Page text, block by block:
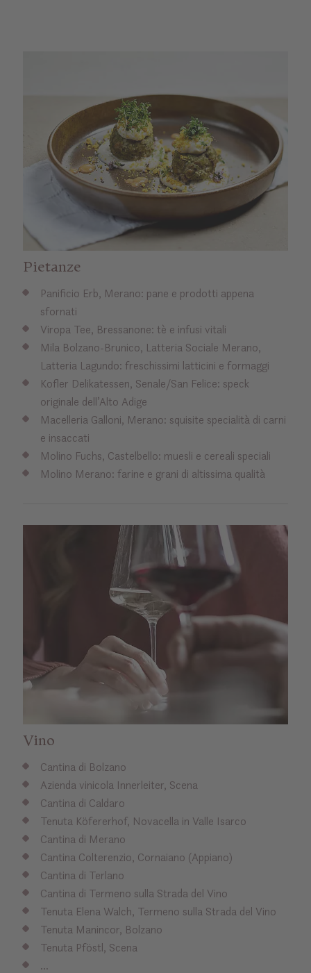
Pietanze
Panificio Erb, Merano: pane e prodotti appena
sfornati
Viropa Tee, Bressanone: tè e infusi vitali
Mila Bolzano-Brunico, Latteria Sociale Merano,
Latteria Lagundo: freschissimi latticini e formaggi
Kofler Delikatessen, Senale/San Felice: speck
originale dell’Alto Adige
Macelleria Galloni, Merano: squisite specialità di carni
e insaccati
Molino Fuchs, Castelbello: muesli e cereali speciali
Molino Merano: farine e grani di altissima qualità
Vino
Cantina di Bolzano
Azienda vinicola Innerleiter, Scena
Cantina di Caldaro
Tenuta Köfererhof, Novacella in Valle Isarco
Cantina di Merano
Cantina Colterenzio, Cornaiano (Appiano)
Cantina di Terlano
Cantina di Termeno sulla Strada del Vino
Tenuta Elena Walch, Termeno sulla Strada del Vino
Tenuta Manincor, Bolzano
Tenuta Pföstl, Scena
…